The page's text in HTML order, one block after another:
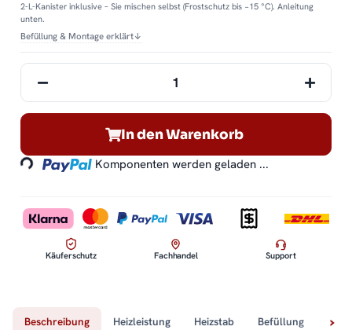
2-L-Kanister inklusive – Sie mischen selbst (Frostschutz bis −15 °C). Anleitung
unten.
Befüllung & Montage erklärt↓
In den Warenkorb
Loading... Komponenten werden geladen ...
Käuferschutz Fachhandel Support
Beschreibung Heizleistung Heizstab Befüllung